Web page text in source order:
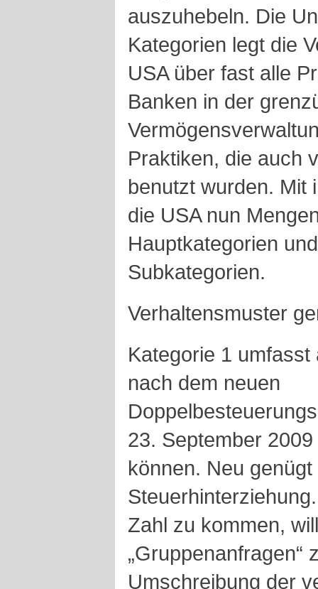
auszuhebeln. Die
Kategorien legt die
USA über fast alle
Banken in der
Praktiken, die auch
benutzt wurden. Mit
die USA nun
Hauptkategorien
Subkategorien.
Verhaltensmuster
Kategorie 1
nach dem neuen
23. September
können. Neu
Zahl zu kommen,
„Gruppenanfragen“
Umschreibung der